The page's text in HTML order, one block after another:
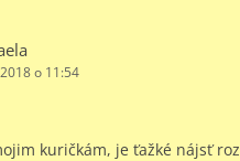
o 11:54
kuričkám, je ťažké nájsť